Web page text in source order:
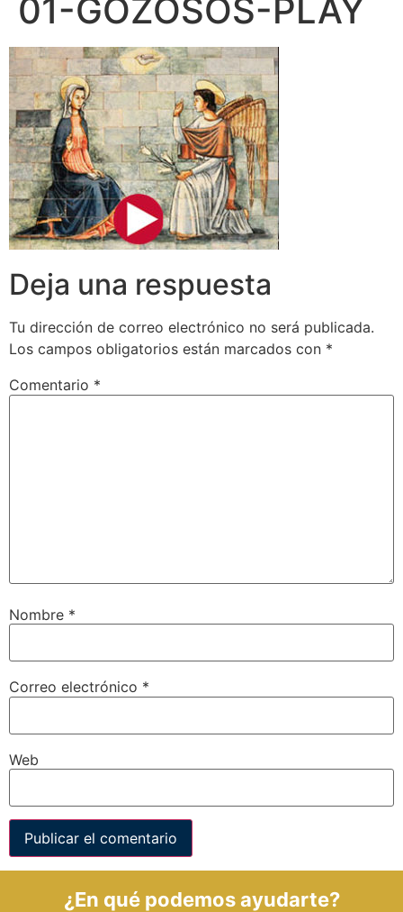
01-GOZOSOS-PLAY
Deja una respuesta
Tu dirección de correo electrónico no será publicada.
Los campos obligatorios están marcados con *
Comentario *
Nombre *
Correo electrónico *
Web
¿En qué podemos ayudarte?